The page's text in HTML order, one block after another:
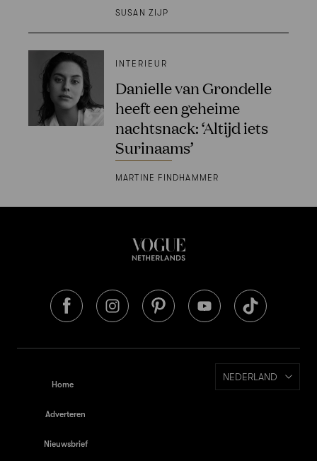
SUSAN ZIJP
INTERIEUR
Danielle van Grondelle
heeft een geheime
nachtsnack: ‘Altijd iets
Surinaams’
MARTINE FINDHAMMER
Home
Adverteren
Nieuwsbrief
NEDERLAND